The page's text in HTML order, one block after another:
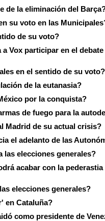
de la eliminación del
su voto en las
de su voto?
Vox participar en el debate
en el sentido de su voto?
de la eutanasia?
por la conquista?
de fuego para la
Madrid de su actual crisis?
el adelanto de las
las elecciones generales?
acabar con la pederastia
elecciones generales?
en Cataluña?
como presidente de